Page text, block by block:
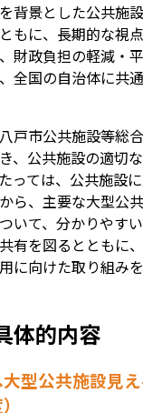
背景とした公共施
もに、長期的な視
財政負担の軽減・
全国の自治体に共
戸市公共施設等総
、公共施設の適切
っては、公共施設
ら、主要な大型公
いて、分かりやす
有を図るとともに
に向けた取り組み
体的内容
大型公共施設見